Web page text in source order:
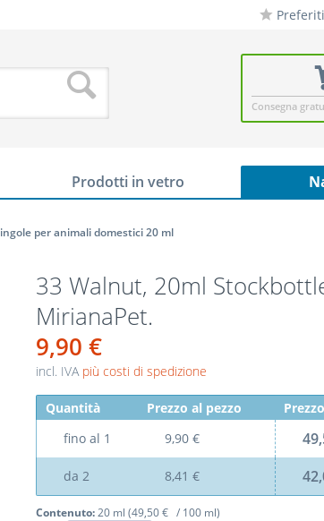
Preferiti
Consegna
Prodotti in vetro
per animali domestici 20 ml
33 Walnut, 20ml
MirianaPet.
9,90 €
incl. IVA più costi di spedizione
Quantità Prezzo al pezzo
fino al 1 9,90 €
da 2 8,41 €
Contenuto:20 ml (49,50 € / 100 ml)